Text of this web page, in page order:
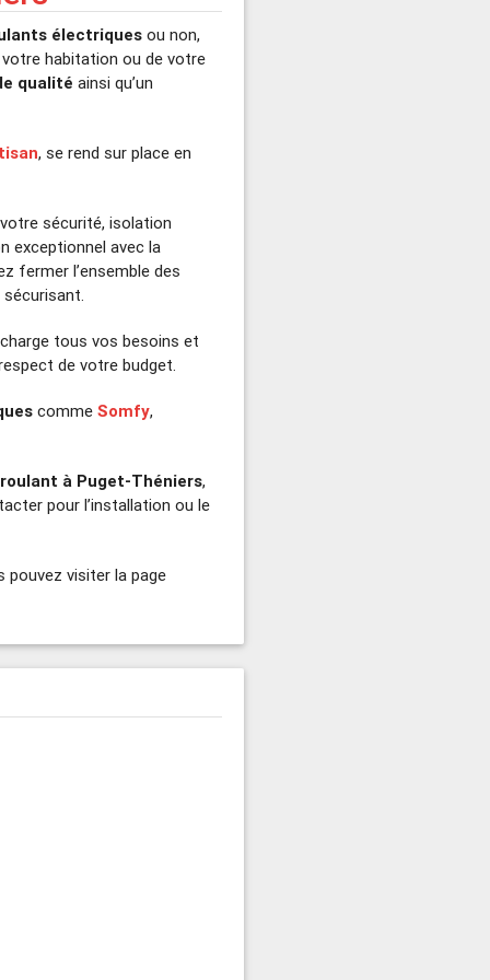
électriques ou non,
habitation ou de votre
qualité ainsi qu’un
, se rend sur place en
sécurité, isolation
exceptionnel avec la
fermer l’ensemble des
tous vos besoins et
de votre budget.
commeSomfy,
à Puget-Théniers,
pour l’installation ou le
pouvez visiter la page